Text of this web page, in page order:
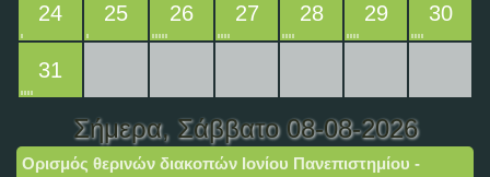
24 25 26 27 28 29 30
31
Σήμερα, Σάββατο 08-08-2026
Ορισμός θερινών διακοπών Ιονίου Πανεπιστημίου -